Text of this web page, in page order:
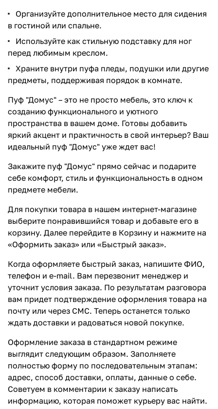
Организуйте дополнительное место для сидения
в гостиной или спальне.
Используйте как стильную подставку для ног
перед любимым креслом.
Храните внутри пуфа пледы, подушки или другие
предметы, поддерживая порядок в комнате.
Пуф "Домус" – это не просто мебель, это ключ к
созданию функционального и уютного
пространства в вашем доме. Готовы добавить
яркий акцент и практичность в свой интерьер? Ваш
идеальный пуф "Домус" уже ждет вас!
Закажите пуф "Домус" прямо сейчас и подарите
себе комфорт, стиль и функциональность в одном
предмете мебели.
Для покупки товара в нашем интернет-магазине
выберите понравившийся товар и добавьте его в
корзину. Далее перейдите в Корзину и нажмите на
«Оформить заказ» или «Быстрый заказ».
Когда оформляете быстрый заказ, напишите ФИО,
телефон и e-mail. Вам перезвонит менеджер и
уточнит условия заказа. По результатам разговора
вам придет подтверждение оформления товара на
почту или через СМС. Теперь останется только
ждать доставки и радоваться новой покупке.
Оформление заказа в стандартном режиме
выглядит следующим образом. Заполняете
полностью форму по последовательным этапам:
адрес, способ доставки, оплаты, данные о себе.
Советуем в комментарии к заказу написать
информацию, которая поможет курьеру вас найти.